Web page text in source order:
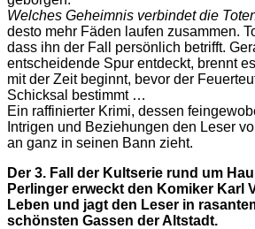
Welches Geheimnis verbindet die
desto mehr Fäden laufen zusammen.
dass ihn der Fall persönlich betrifft.
entscheidende Spur entdeckt, brennt
mit der Zeit beginnt, bevor der
Schicksal bestimmt …
Ein raffinierter Krimi, dessen
Intrigen und Beziehungen den Leser
an ganz in seinen Bann zieht.
Der 3. Fall der Kultserie rund um
Perlinger erweckt den Komiker Karl
Leben und jagt den Leser in
schönsten Gassen der Altstadt.